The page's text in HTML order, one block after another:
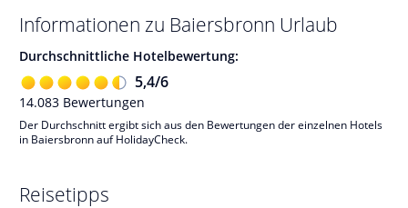
Informationen zu Baiersbronn Urlaub
Durchschnittliche Hotelbewertung:
5,4/6
14.083 Bewertungen
Der Durchschnitt ergibt sich aus den Bewertungen der einzelnen Hotels
in Baiersbronn auf HolidayCheck.
Reisetipps